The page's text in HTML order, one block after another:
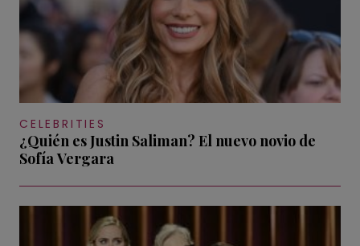
CELEBRITIES
¿Quién es Justin Saliman? El nuevo novio de
Sofía Vergara